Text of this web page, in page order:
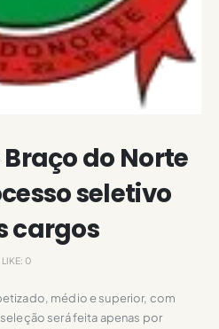
do Norte
seletivo
cargos
LIKE: 0
médio e superior, com
será feita apenas por